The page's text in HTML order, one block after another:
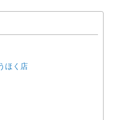
ほく店